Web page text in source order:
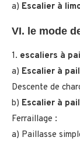
a) Escalier à
VI. le mode
1. escaliers à
a) Escalier à
Descente de
b) Escalier à
Ferraillage :
a) Paillasse